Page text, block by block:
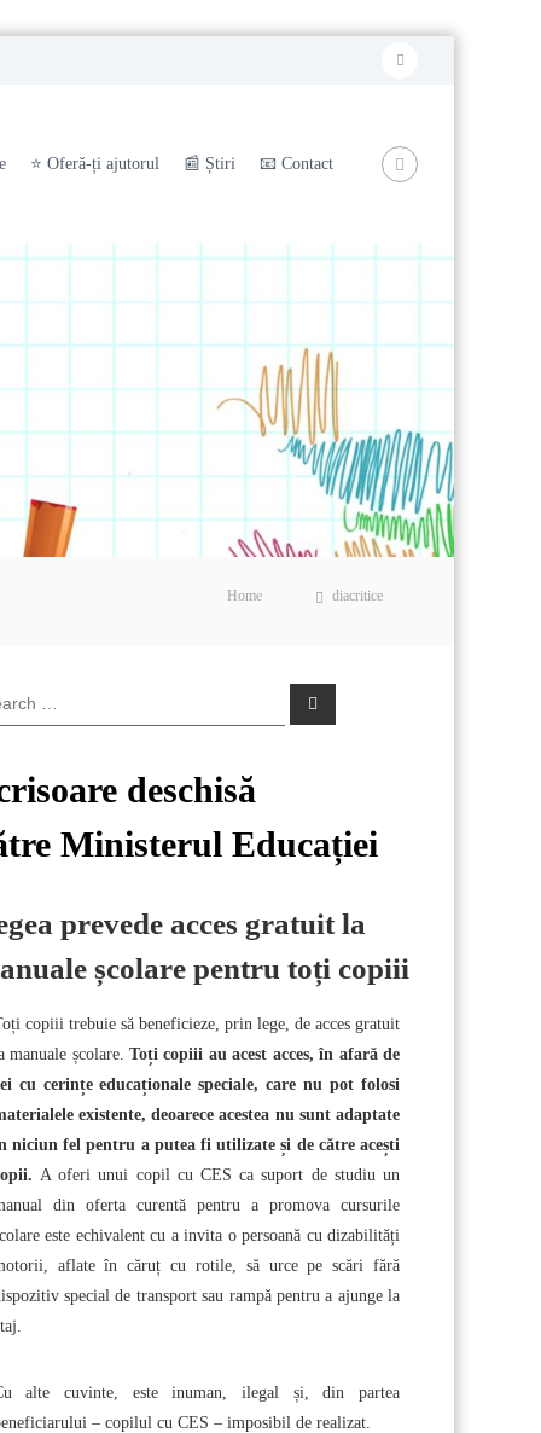
F
e
⭐️ Oferă-ți ajutorul 📰 Știri 📧 Contact
Home diacritice
S
deschisă
Ministerul Educației
prevede acces gratuit la
școlare pentru toți copiii
copiii trebuie să beneficieze, prin lege, de acces gratuit
manuale școlare. Toți copiii au acest acces, în afară de
cu cerințe educaționale speciale, care nu pot folosi
existente, deoarece acestea nu sunt adaptate
niciun fel pentru a putea fi utilizate și de către acești
A oferi unui copil cu CES ca suport de studiu un
din oferta curentă pentru a promova cursurile
este echivalent cu a invita o persoană cu dizabilități
aflate în căruț cu rotile, să urce pe scări fără
special de transport sau rampă pentru a ajunge la
alte cuvinte, este inuman, ilegal și, din partea
– copilul cu CES – imposibil de realizat.